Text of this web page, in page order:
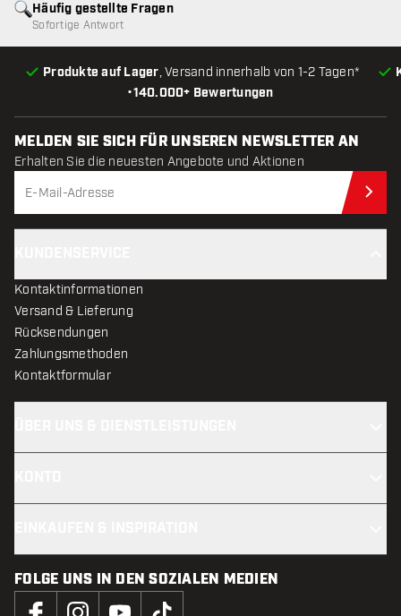
•140.000+ Bewertungen
Produkte auf Lager, Versand innerhalb von 1-2 Tagen*
Häufig gestellte Fragen
Sofortige Antwort
MELDEN SIE SICH FÜR UNSEREN NEWSLETTER AN
Erhalten Sie die neuesten Angebote und Aktionen
Kontaktinformationen
Versand & Lieferung
Rücksendungen
Zahlungsmethoden
Kontaktformular
FOLGE UNS IN DEN SOZIALEN MEDIEN